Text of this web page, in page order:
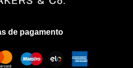
de Privacidade
de pagamento